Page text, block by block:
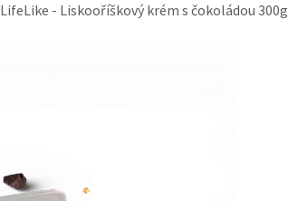
LifeLike - Liskooříškový krém s čokoládou 300g